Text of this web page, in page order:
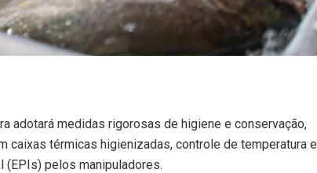
adotará medidas rigorosas de higiene e conservação,
caixas térmicas higienizadas, controle de temperatura e
pelos manipuladores.